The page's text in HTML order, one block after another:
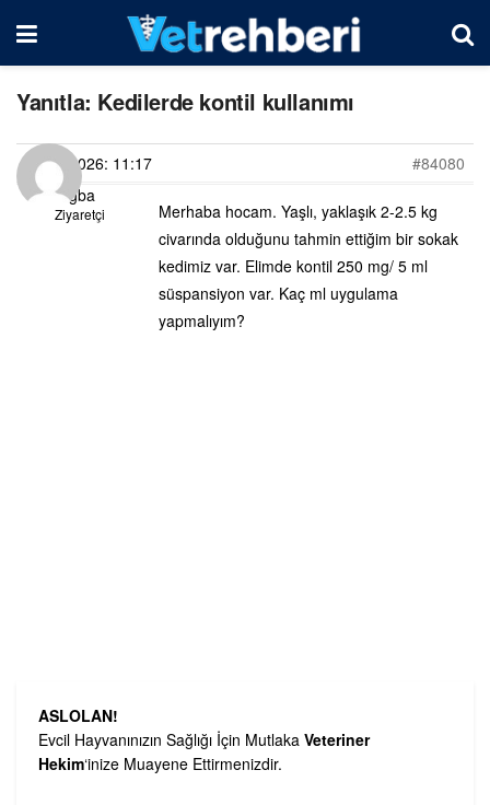
Yanıtla: Kedilerde kontil kullanımı
05/07/2026: 11:17
#84080
Tuğba
Ziyaretçi
Merhaba hocam. Yaşlı, yaklaşık 2-2.5 kg
civarında olduğunu tahmin ettiğim bir sokak
kedimiz var. Elimde kontil 250 mg/ 5 ml
süspansiyon var. Kaç ml uygulama
yapmalıyım?
ASLOLAN!
Evcil Hayvanınızın Sağlığı İçin Mutlaka Veteriner
Hekim‘inize Muayene Ettirmenizdir.